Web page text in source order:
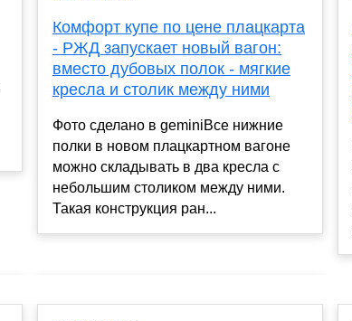
Комфорт купе по цене плацкарта
- РЖД запускает новый вагон:
вместо дубовых полок - мягкие
кресла и столик между ними
Фото сделано в geminiВсе нижние
полки в новом плацкартном вагоне
можно складывать в два кресла с
небольшим столиком между ними.
Такая конструкция ран...